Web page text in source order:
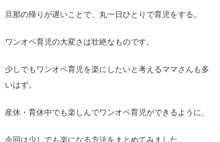
旦那の帰りが遅いことで、丸一日ひとりで育児をする。
ワンオペ育児の大変さは壮絶なものです。
少しでもワンオペ育児を楽にしたいと考えるママさんも多
いはず。
産休・育休中でも楽しんでワンオペ育児ができるように、
今回は少しでも楽になる方法をまとめてみました。